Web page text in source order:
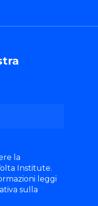
la
Institute.
leggi
sulla